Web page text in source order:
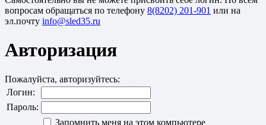
вопросам обращаться по телефону 8(8202) 201-901 или на
эл.почту
Авторизация
Пожалуйста, авторизуйтесь:
Логин:
Пароль:
Запомнить меня на этом компьютере